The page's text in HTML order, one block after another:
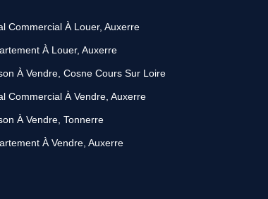
Commercial À Louer, Auxerre
À Louer, Auxerre
À Vendre, Cosne Cours Sur Loire
Commercial À Vendre, Auxerre
À Vendre, Tonnerre
À Vendre, Auxerre